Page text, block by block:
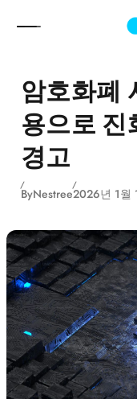
암호화폐
용으로 진
경고
ByNestree2026년 1월